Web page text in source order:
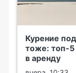
Курение
тоже: топ-5
в аренду